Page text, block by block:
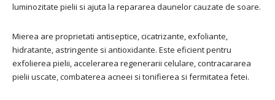
luminozitate pielii si ajuta la repararea daunelor cauzate de soare.
Mierea are proprietati antiseptice, cicatrizante, exfoliante,
hidratante, astringente si antioxidante. Este eficient pentru
exfolierea pielii, accelerarea regenerarii celulare, contracararea
pielii uscate, combaterea acneei si tonifierea si fermitatea fetei.